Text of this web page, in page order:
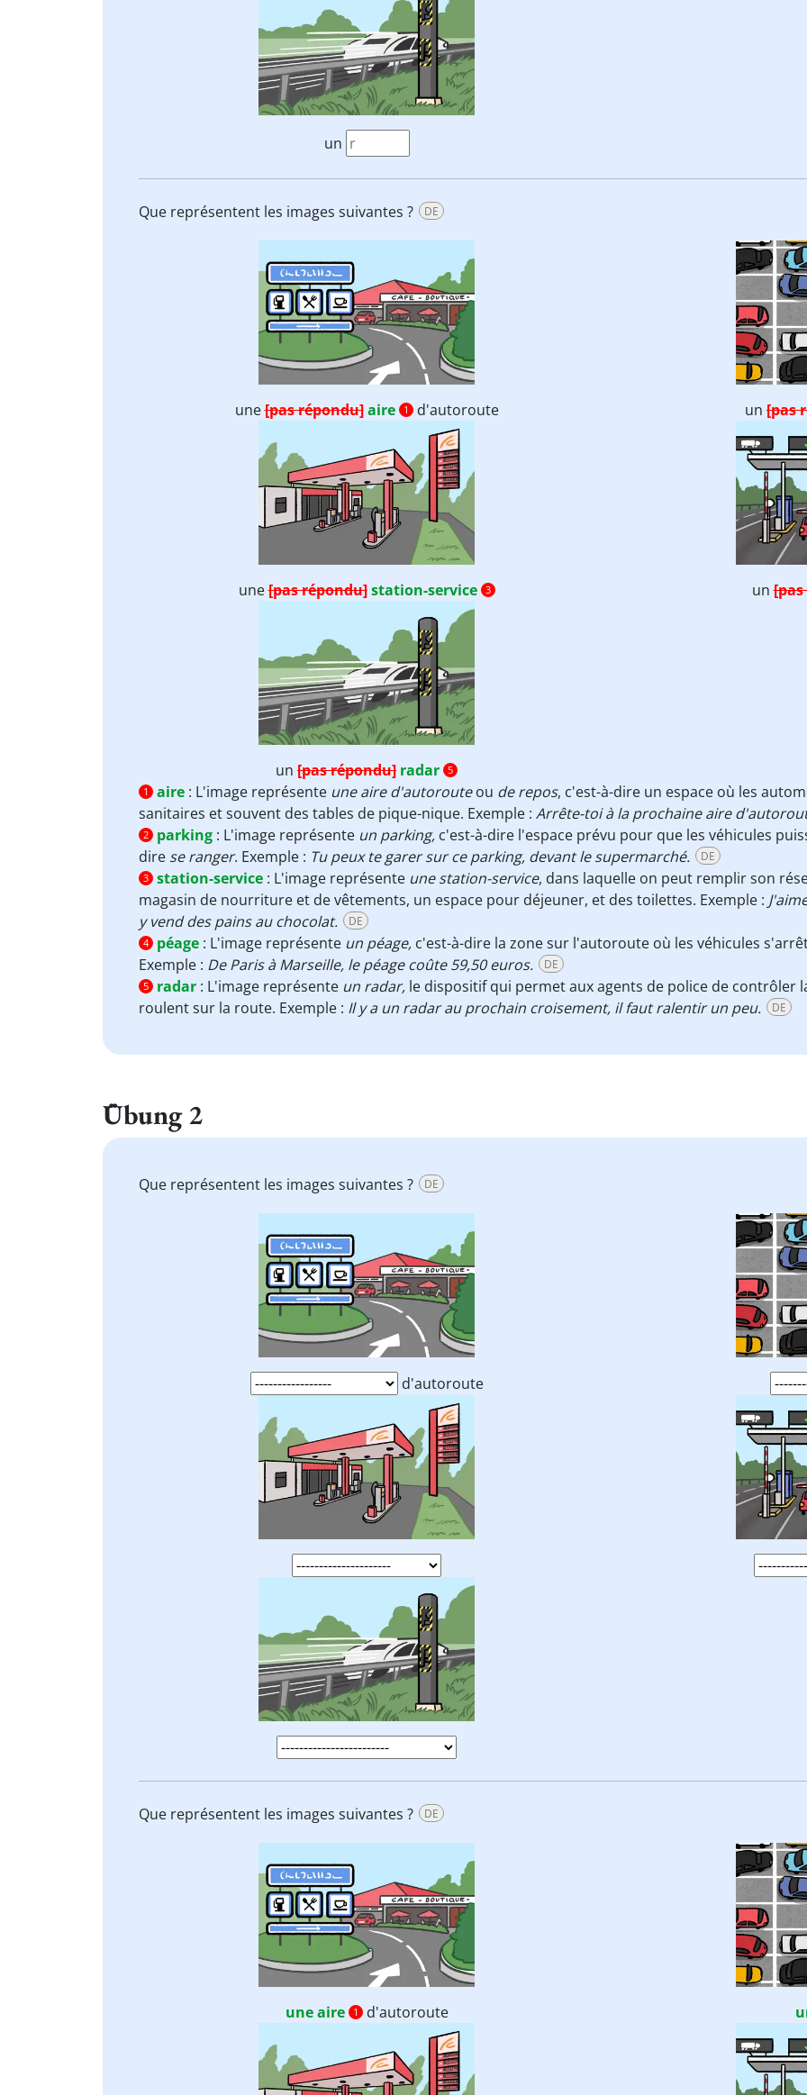
un
Que représentent les images suivantes ? DE
une[pas répondu] aire 1 d'autoroute un [pas
une[pas répondu] station-service 3 un
un [pas répondu] radar 5
1
aire : L'image représente une aire d'autorouteou de repos, c'est-à-dire un espace où les
sanitaires et souvent des tables de pique-nique. Exemple : Arrête-toi à la prochaine aire
2 parking : L'image représente un parking, c'est-à-dire l'espace prévu pour que les véhicules
dire seranger. Exemple : Tu peux te garer sur ce parking, devant le supermarché. DE
3 station-service : L'image représente une station-service, dans laquelle on peut remplir son
magasin de nourriture et de vêtements, un espace pour déjeuner, et des toilettes. Exemple :
y vend des pains au chocolat.
DE
4 péage : L'image représente un péage, c'est-à-dire la zone sur l'autoroute où les véhicules
Exemple : De Paris à Marseille, le péage coûte 59,50 euros. DE
5 radar : L'image représente un radar, le dispositif qui permet aux agents de police de contrôler
roulent sur la route. Exemple : Il y a un radar au prochain croisement, il faut ralentir un peu. DE
Übung 2
Que représentent les images suivantes ? DE
d'autoroute
Que représentent les images suivantes ? DE
une aire 1 d'autoroute